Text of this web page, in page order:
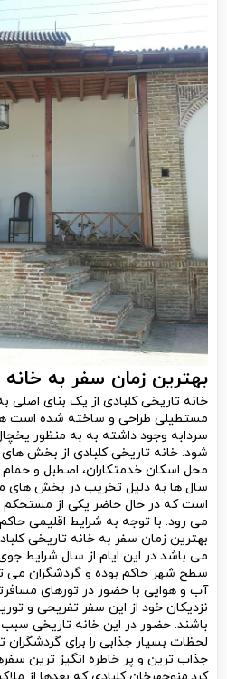
بهترین زمان سفر به خانه
خانه تاریخی کلبادی از یک بنای اصلی
مستطیلی طراحی و ساخته شده است
سردابه وجود داشته به به منظور
شود. خانه تاریخی کلبادی از بخش
محل اسکان خدمتکاران، اصطبل و
سال ها به دلیل تخریب در بخش های
است که در حال حاضر یکی از مستحکم
می رود. با توجه به شرایط اقلیمی
بهترین زمان سفر به خانه تاریخی
می باشد در این ایام از سال شرایط
سطح شهر حاکم بوده و گردشگران می
آب و هوایی با حضور در تورهای
نزدیکان خود از این سفر تفریحی و
باشند. حضور در این خانه تاریخی
لحظات بسیار جذابی را برای گردشگران
جذاب ترین و پر خاطره انگیز ترین